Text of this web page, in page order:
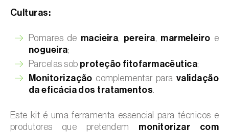
Culturas:
Pomares de macieira, pereira, marmeleiro e
nogueira;
Parcelas sob proteção fitofarmacêutica;
Monitorização complementar para validação
da eficácia dos tratamentos.
Este kit é uma ferramenta essencial para técnicos e
produtores que pretendem monitorizar com